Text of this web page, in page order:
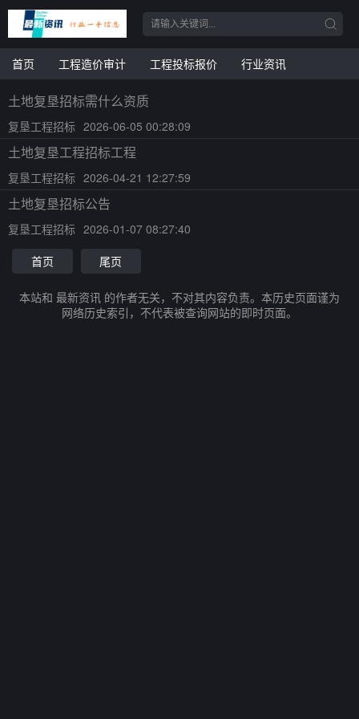
首页 工程造价审计 工程投标报价 行业资讯
土地复垦招标需什么资质
复垦工程招标 2026-06-05 00:28:09
土地复垦工程招标工程
复垦工程招标 2026-04-21 12:27:59
土地复垦招标公告
复垦工程招标 2026-01-07 08:27:40
首页
尾页
本站和 最新资讯 的作者无关，不对其内容负责。本历史页面谨为
网络历史索引，不代表被查询网站的即时页面。